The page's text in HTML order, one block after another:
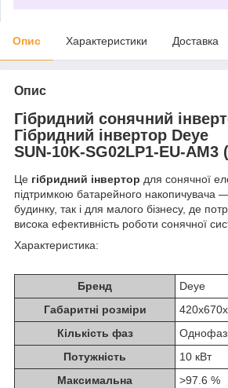
Опис Характеристики Доставка
Опис
Гібридний сонячний
Гібридний інвертор Deye
SUN‑10K‑SG02LP1‑EU‑AM3
Це гібридний інвертор для сонячної
підтримкою батарейного накопичувача
будинку, так і для малого бізнесу, де
висока ефективність роботи сонячної
Характеристика:
Бренд
Deye
Габаритні розміри
Кількість фаз
Потужність
10 кВт
Максимальна
>97.6 %